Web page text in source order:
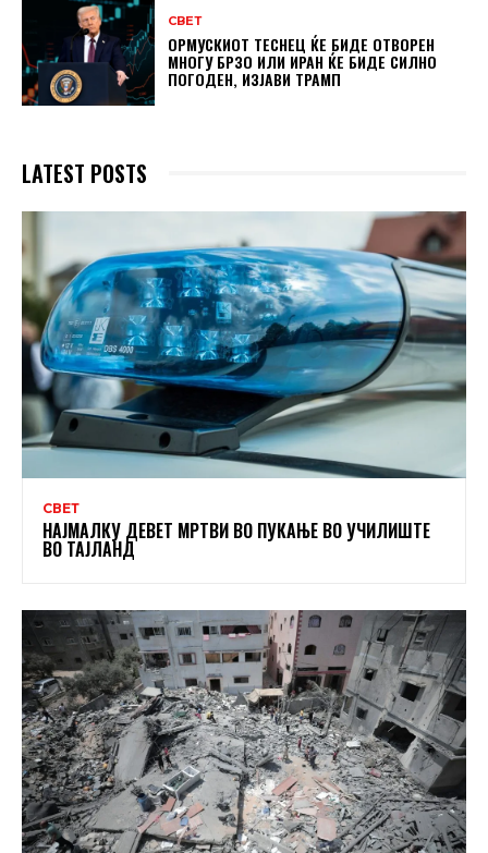
СВЕТ
ОРМУСКИОТ ТЕСНЕЦ ЌЕ БИДЕ ОТВОРЕН
МНОГУ БРЗО ИЛИ ИРАН ЌЕ БИДЕ СИЛНО
ПОГОДЕН, ИЗЈАВИ ТРАМП
LATEST POSTS
СВЕТ
НАЈМАЛКУ ДЕВЕТ МРТВИ ВО ПУКАЊЕ ВО УЧИЛИШТЕ
ВО ТАЈЛАНД